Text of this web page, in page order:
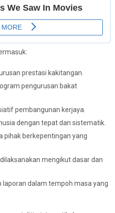
prestasi kakitangan.
pengurusan bakat
pembangunan kerjaya.
dengan tepat dan sistematik.
pihak berkepentingan yang
mengikut dasar dan
laporan dalam tempoh masa yang